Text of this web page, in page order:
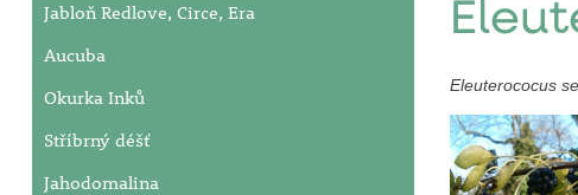
Jabloň Redlove, Circe, Era
Aucuba
Okurka Inků
Stříbrný déšť
Jahodomalina
Eleuterococus